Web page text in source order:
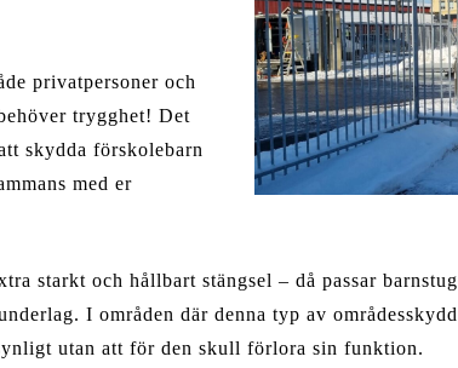
privatpersoner och
trygghet! Det
skydda förskolebarn
med er
starkt och hållbart stängsel – då passar
I områden där denna typ av
utan att för den skull förlora sin funktion.